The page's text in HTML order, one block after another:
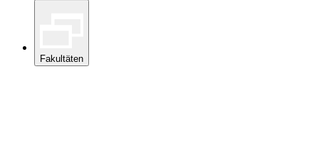
Fakultäten